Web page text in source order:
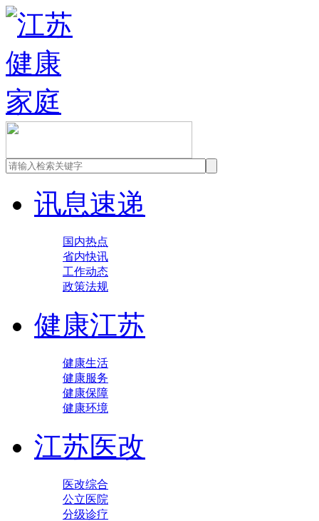
讯息速递
国内热点
省内快讯
工作动态
政策法规
健康江苏
健康生活
健康服务
健康保障
健康环境
江苏医改
医改综合
公立医院
分级诊疗